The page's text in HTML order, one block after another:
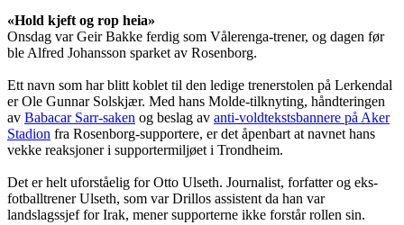
«Hold kjeft og rop heia»
Onsdag var Geir Bakke ferdig som Vålerenga-trener, og dagen før
ble Alfred Johansson sparket av Rosenborg.
Ett navn som har blitt koblet til den ledige trenerstolen på Lerkendal
er Ole Gunnar Solskjær. Med hans Molde-tilknyting, håndteringen
av Babacar Sarr-saken og beslag av anti-voldtekstsbannere på Aker
Stadion fra Rosenborg-supportere, er det åpenbart at navnet hans
vekke reaksjoner i supportermiljøet i Trondheim.
Det er helt uforståelig for Otto Ulseth. Journalist, forfatter og eks-
fotballtrener Ulseth, som var Drillos assistent da han var
landslagssjef for Irak, mener supporterne ikke forstår rollen sin.